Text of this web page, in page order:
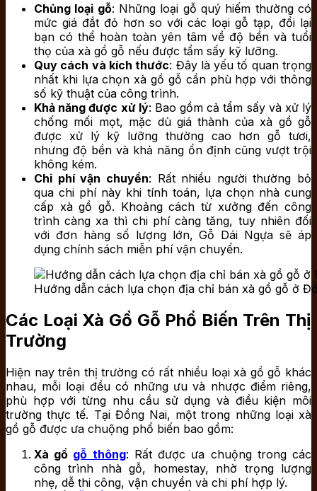
Chủng loại gỗ: Những loại gỗ quý hiếm thường có
mức giá đắt đỏ hơn so với các loại gỗ tạp, đổi lại
bạn có thể hoàn toàn yên tâm về độ bền và tuổi
thọ của xà gồ gỗ nếu được tẩm sấy kỹ lưỡng.
Quy cách và kích thước: Đây là yếu tố quan trọng
nhất khi lựa chọn xà gồ gỗ cần phù hợp với thông
số kỹ thuật của công trình.
Khả năng được xử lý: Bao gồm cả tẩm sấy và xử lý
chống mối mọt, mặc dù giá thành của xà gồ gỗ
được xử lý kỹ lưỡng thường cao hơn gỗ tươi,
nhưng độ bền và khả năng ổn định cũng vượt trội
không kém.
Chi phí vận chuyển: Rất nhiều người thường bỏ
qua chi phí này khi tính toán, lựa chọn nhà cung
cấp xà gồ gỗ. Khoảng cách từ xưởng đến công
trình càng xa thì chi phí càng tăng, tuy nhiên đối
với đơn hàng số lượng lớn, Gỗ Dái Ngựa sẽ áp
dụng chính sách miễn phí vận chuyển.
Hướng dẫn cách lựa chọn địa chỉ bán xà gồ gỗ ở
Các Loại Xà Gồ Gỗ Phổ Biến Trên Thị
Trường
Hiện nay trên thị trường có rất nhiều loại xà gồ gỗ khác
nhau, mỗi loại đều có những ưu và nhược điểm riêng,
phù hợp với từng nhu cầu sử dụng và điều kiện môi
trường thực tế. Tại Đồng Nai, một trong những loại xà
gồ gỗ được ưa chuộng phổ biến bao gồm:
Xà gồ gỗ thông: Rất được ưa chuộng trong các
công trình nhà gỗ, homestay, nhờ trọng lượng
nhẹ, dễ thi công, vận chuyển và chi phí hợp lý.